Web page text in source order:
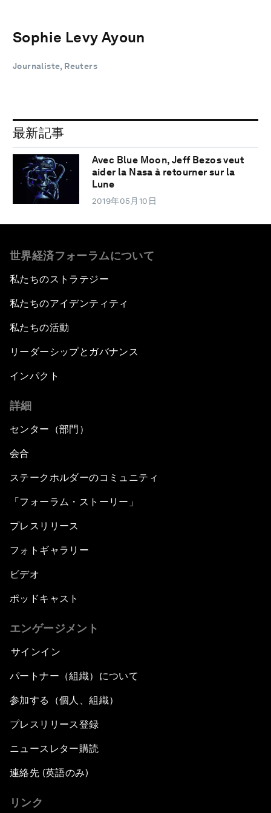
Sophie Levy Ayoun
Journaliste, Reuters
最新記事
Avec Blue Moon, Jeff Bezos veut
aider la Nasa à retourner sur la
Lune
2019年05月10日
世界経済フォーラムについて
私たちのストラテジー
私たちのアイデンティティ
私たちの活動
リーダーシップとガバナンス
インパクト
詳細
センター（部門）
会合
ステークホルダーのコミュニティ
「フォーラム・ストーリー」
プレスリリース
フォトギャラリー
ビデオ
ポッドキャスト
エンゲージメント
サインイン
パートナー（組織）について
参加する（個人、組織）
プレスリリース登録
ニュースレター購読
連絡先 (英語のみ)
リンク